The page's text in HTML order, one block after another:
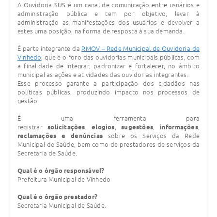
Carta de Serviços
Arquivos para Download
Contas Públicas
Legislação
Links Úteis
Serviços Online
A Ouvidoria SUS é um canal de comunicação entre usuários e
administração pública e tem por objetivo, levar à
administração as manifestações dos usuários e devolver a
estes uma posição, na forma de resposta à sua demanda.
É parte integrante da RMOV – Rede Municipal de Ouvidoria de
Vinhedo , que é o foro das ouvidorias municipais públicas, com
a finalidade de integrar, padronizar e fortalecer, no âmbito
municipal as ações e atividades das ouvidorias integrantes.
Esse processo garante a participação dos cidadãos nas
políticas públicas, produzindo impacto nos processos de
gestão.
É uma ferramenta para
registrarsolicitações ,elogios ,sugestões informações,
reclamações e denúncias sobre os Serviços da Rede
Municipal de Saúde, bem como de prestadores de serviços da
Secretaria de Saúde.
Qual é o órgão responsável?
Prefeitura Municipal de Vinhedo
Qual é o órgão prestador?
Secretaria Municipal de Saúde.